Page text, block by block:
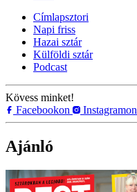
Címlapsztori
Napi friss
Hazai sztár
Külföldi sztár
Podcast
Kövess minket!
Facebookon
Instagramon
Ajánló